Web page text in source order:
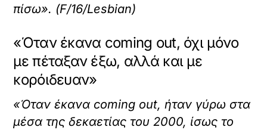
πίσω». (F/16/Lesbian)
«Όταν έκανα coming out, όχι μόνο
με πέταξαν έξω, αλλά και με
κορόιδευαν»
«Όταν έκανα coming out, ήταν γύρω στα
μέσα της δεκαετίας του 2000, ίσως το